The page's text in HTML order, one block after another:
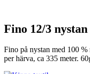
Fino 12/3
Fino på nystan med 100
per härva, ca 335 meter.